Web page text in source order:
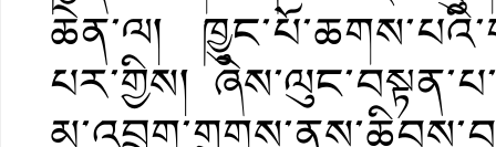
ཆེན་ལ།
པར་གྱིས།